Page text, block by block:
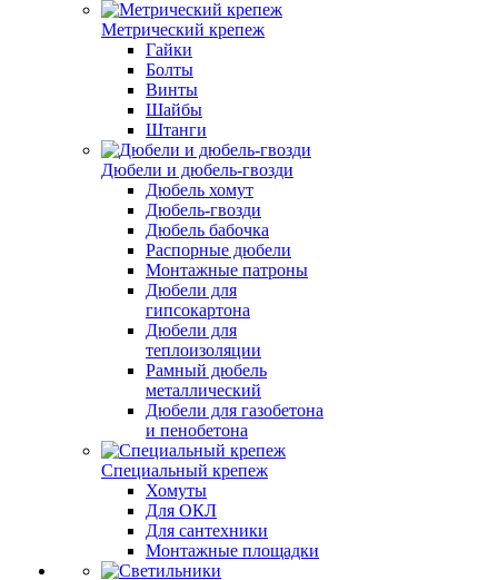
Метрический крепеж
Гайки
Болты
Винты
Шайбы
Штанги
Дюбели и дюбель-гвозди
Дюбель хомут
Дюбель-гвозди
Дюбель бабочка
Распорные дюбели
Монтажные патроны
Дюбели для
гипсокартона
Дюбели для
теплоизоляции
Рамный дюбель
металлический
Дюбели для газобетона
и пенобетона
Специальный крепеж
Хомуты
Для ОКЛ
Для сантехники
Монтажные площадки